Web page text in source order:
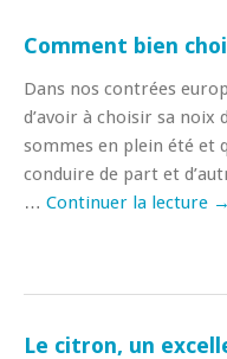
Comment bien
Dans nos contrées
d’avoir à choisir sa noix
sommes en plein été et
conduire de part et
… Continuer la lecture →
Le citron, un